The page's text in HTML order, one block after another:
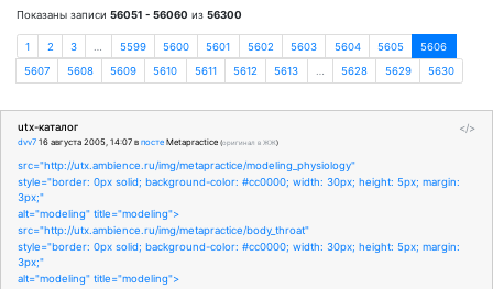
Показаны записи 56051 - 56060 из 56300
1 2 3 5599 5600 5601 5602 5603 5604 5605 5606
5607 5608 5609 5610 5611 5612 5613 5628 5629 5630
</>
utx-каталог
dvv7 16 августа 2005, 14:07 в посте Metapractice (оригинал в ЖЖ)
src="http://utx.ambience.ru/img/metapractice/modeling_physiology"
style="border: 0px solid; background-color: #cc0000; width: 30px; height: 5px; margin:
3px;"
alt="modeling" title="modeling">
src="http://utx.ambience.ru/img/metapractice/body_throat"
style="border: 0px solid; background-color: #cc0000; width: 30px; height: 5px; margin:
3px;"
alt="modeling" title="modeling">